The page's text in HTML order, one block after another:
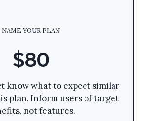
NAME YOUR PLAN
$80
know what to expect similar
plan. Inform users of target
not features.